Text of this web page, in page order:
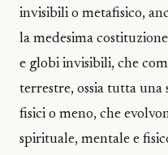
invisibili o metafisico,
la medesima
e globi invisibili, che
terrestre, ossia tutta una
fisici o meno, che
spirituale, mentale e